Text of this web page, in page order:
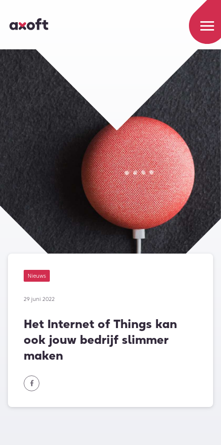
Nieuws
29 juni 2022
Het Internet of Things kan
ook jouw bedrijf slimmer
maken